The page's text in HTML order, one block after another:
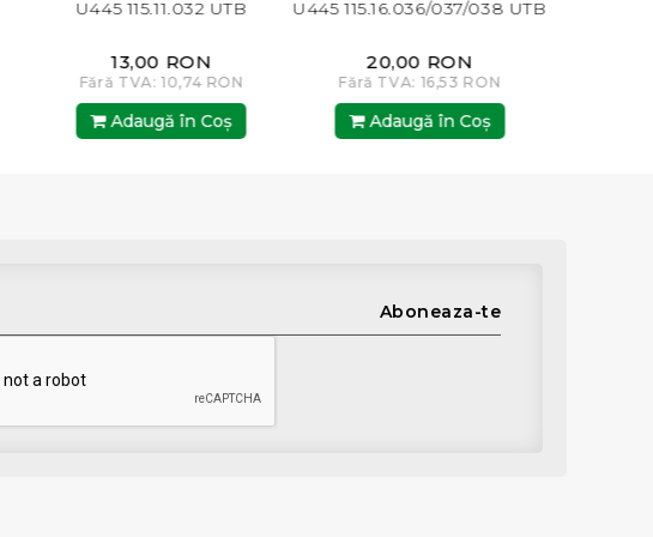
U445 115.11.032 UTB
13,00 RON
Fără TVA: 10,74 RON
Adaugă în Coş
U445 115.16.036/037/038 UTB
20,00 RON
Fără TVA: 16,53 RON
Adaugă în Coş
BABA(CON)
Aboneaza-te